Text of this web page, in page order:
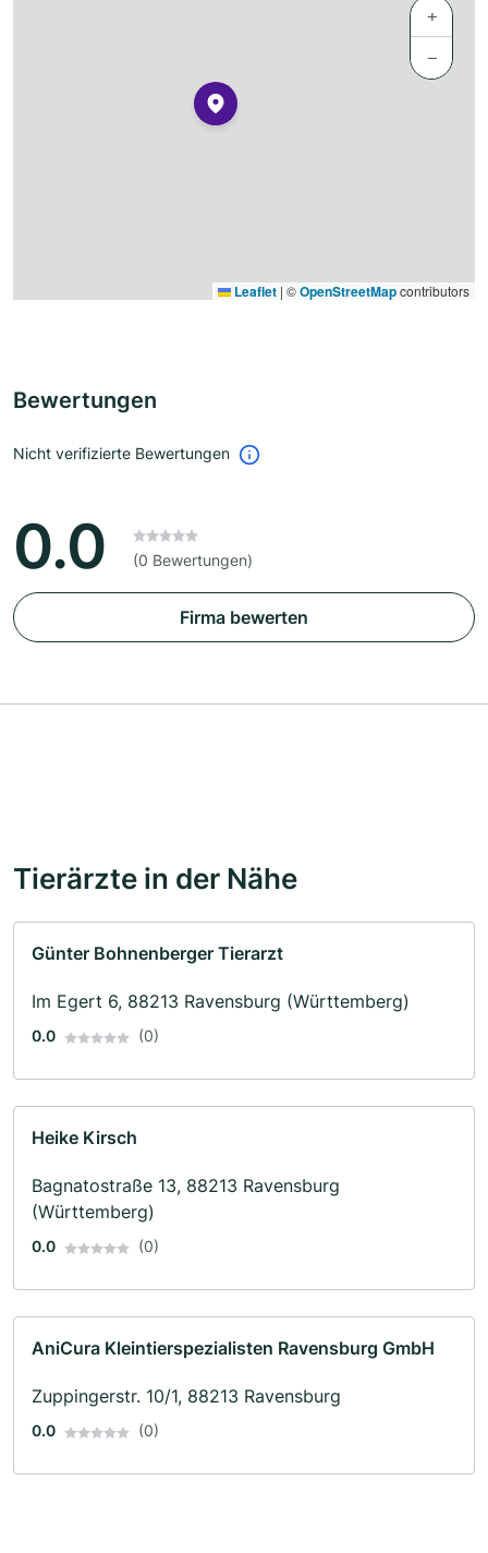
+
−
Leaflet | ©OpenStreetMapcontributors
Bewertungen
Nicht verifizierte Bewertungen
0.0 (0 Bewertungen)
Firma bewerten
Tierärzte in der Nähe
Günter Bohnenberger Tierarzt
Im Egert 6, 88213 Ravensburg (Württemberg)
0.0 (0)
Heike Kirsch
Bagnatostraße 13, 88213 Ravensburg
(Württemberg)
0.0 (0)
AniCura Kleintierspezialisten Ravensburg GmbH
Zuppingerstr. 10/1, 88213 Ravensburg
0.0 (0)